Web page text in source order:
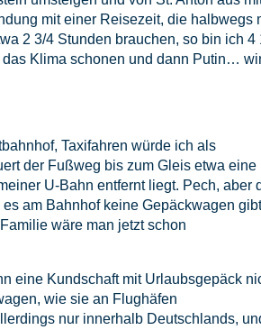
mit einer Reisezeit, die halbwegs
2 3/4 Stunden brauchen, so bin ich 4
das Klima schonen und dann Putin…
Taxifahren würde ich als
der Fußweg bis zum Gleis etwa eine
U-Bahn entfernt liegt. Pech, aber
am Bahnhof keine Gepäckwagen
wäre man jetzt schon
eine Kundschaft mit Urlaubsgepäck
wie sie an Flughäfen
nur innerhalb Deutschlands,